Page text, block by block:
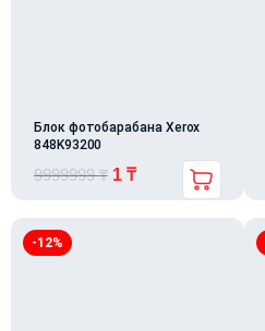
Блок фотобарабана Xerox
848K93200
9999999₸ 1 ₸
-12%